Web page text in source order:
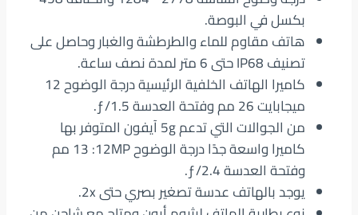
بكسل في البوصة.
هاتف مقاوم للماء والطرطشة والغبار وحاصل على
تصنيف IP68 حتى 6 متر لمدة نصف ساعة.
كاميرا الهاتف الخلفية الرئيسية درجة الوضوح 12
ميجابايت 26 مم وفتحة العدسة ƒ/1.5.
من الجوالات التي تدعم 5g آيفون المتوفر بها
كاميرا واسعة جدًا درجة الوضوح 12MP‏: 13 مم
وفتحة العدسة ƒ/2.4.
يوجد بالهاتف عدسة تصغير بصري حتى 2x.